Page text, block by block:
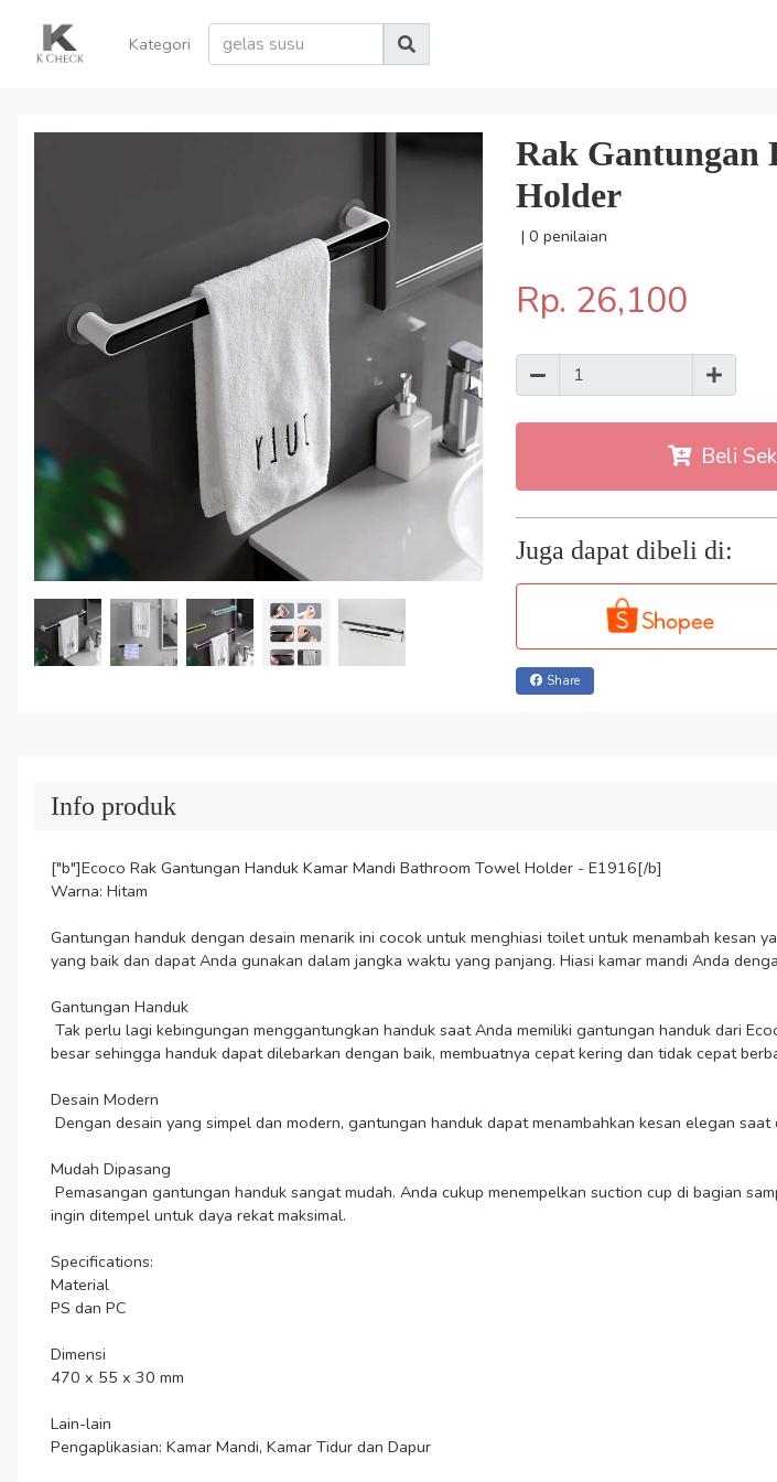
Kategori
Rak Gantungan
Holder
| 0 penilaian
Rp. 26,100
Beli
Juga dapat dibeli di:
Share
Info produk
["b"]Ecoco Rak Gantungan Handuk Kamar Mandi Bathroom Towel Holder - E1916[/b]
Warna: Hitam
Gantungan handuk dengan desain menarik ini cocok untuk menghiasi toilet untuk menambah kesan
yang baik dan dapat Anda gunakan dalam jangka waktu yang panjang. Hiasi kamar mandi Anda
Gantungan Handuk
besar sehingga handuk dapat dilebarkan dengan baik, membuatnya cepat kering dan tidak cepat
Desain Modern
Mudah Dipasang
ingin ditempel untuk daya rekat maksimal.
Specifications:
Material
PS dan PC
Dimensi
470 x 55 x 30 mm
Lain-lain
Pengaplikasian: Kamar Mandi, Kamar Tidur dan Dapur